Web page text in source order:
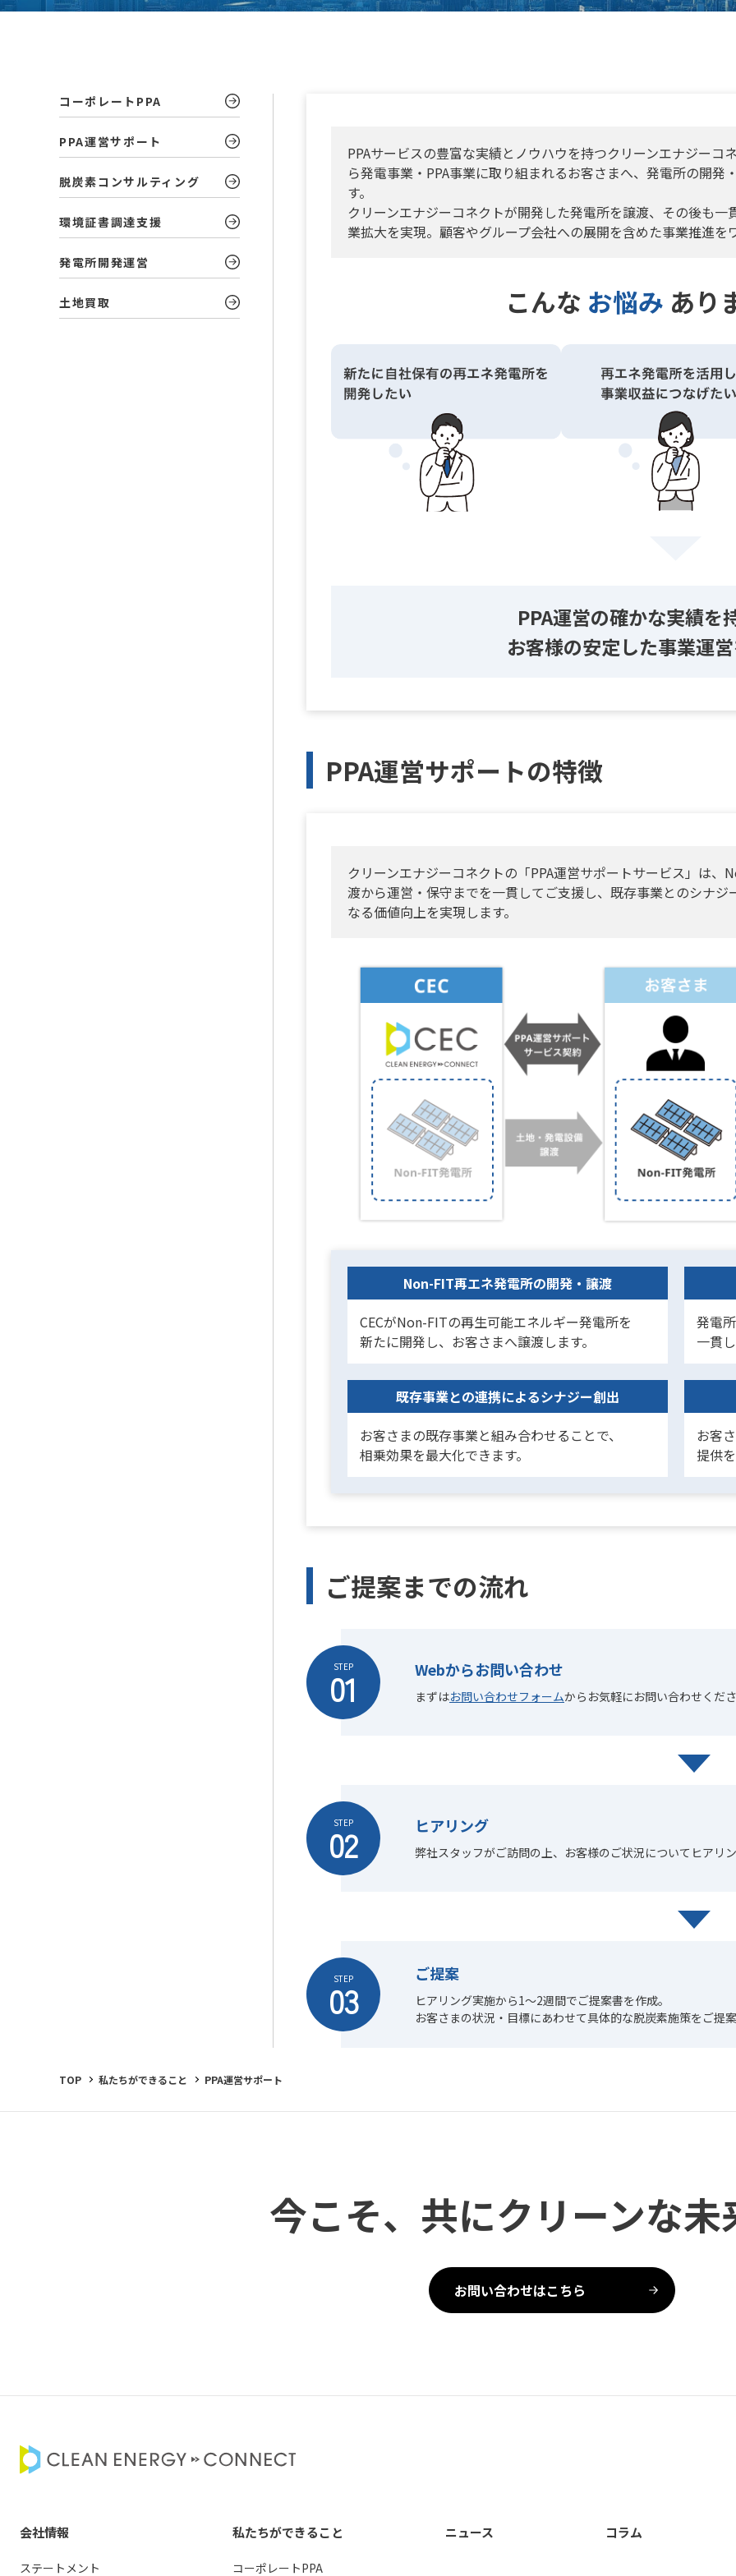
コーポレートPPA
PPA運営サポート
脱炭素コンサルティング
環境証書調達支援
発電所開発運営
土地買取
PPAサービスの豊富な実績とノウハウを持つクリーンエナジーコ
ら発電事業・PPA事業に取り組まれるお客さまへ、発電所の開発
す。
クリーンエナジーコネクトが開発した発電所を譲渡、その後も
業拡大を実現。顧客やグループ会社への展開を含めた事業推進を
こんな お悩み あり
PPA運営の確かな実績を
お客様の安定した事業運
PPA運営サポートの特徴
クリーンエナジーコネクトの「PPA運営サポートサービス」は
渡から運営・保守までを一貫してご支援し、既存事業とのシナ
なる価値向上を実現します。
Non-FIT再エネ発電所の開発・譲渡
CECがNon-FITの再生可能エネルギー発電所を
新たに開発し、お客さまへ譲渡します。
発電
一貫
既存事業との連携によるシナジー創出
お客さまの既存事業と組み合わせることで、
相乗効果を最大化できます。
お客
提供
ご提案までの流れ
STEP
01 Webからお問い合わせ
まずはお問い合わせフォームからお気軽にお問い合わせくだ
STEP
02 ヒアリング
弊社スタッフがご訪問の上、お客様のご状況についてヒアリ
STEP
03
ご提案
ヒアリング実施から1～2週間でご提案書を作成。
お客さまの状況・目標にあわせて具体的な脱炭素施策をご提
TOP 私たちができること PPA運営サポート
今こそ、共にクリーンな未
お問い合わせはこちら
会社情報
ステートメント
私たちができること
コーポレートPPA
ニュース コラム